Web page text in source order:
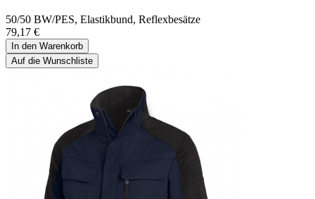
50/50 BW/PES, Elastikbund, Reflexbesätze
79,17 €
In den Warenkorb
Auf die Wunschliste